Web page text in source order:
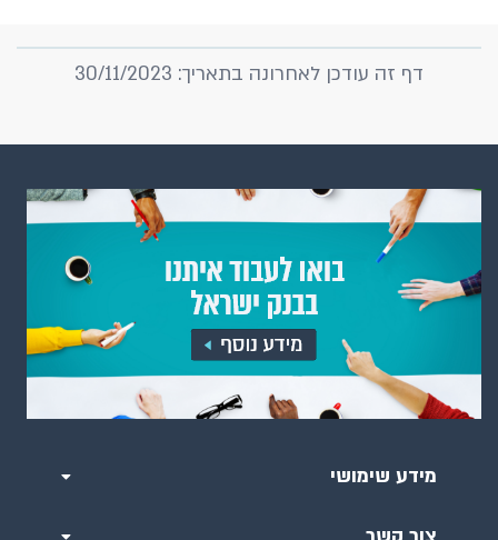
דף זה עודכן לאחרונה בתאריך: 30/11/2023
מידע שימושי